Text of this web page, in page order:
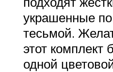
украшенные
тесьмой.
этот
одной